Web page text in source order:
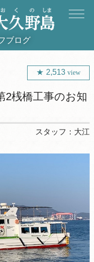
ブログ
2,513view
2桟橋工事のお知
スタッフ： 大江